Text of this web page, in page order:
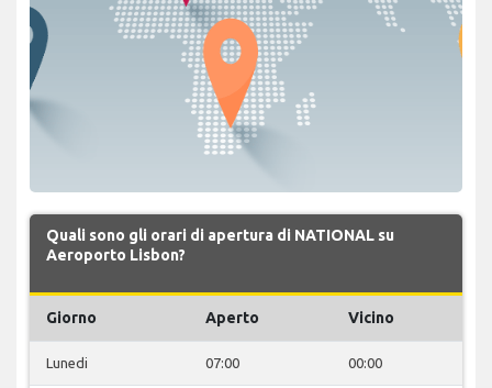
Quali sono gli orari di apertura di NATIONAL su
Aeroporto Lisbon?
Giorno Aperto Vicino
Lunedi 07:00 00:00